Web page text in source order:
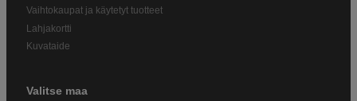
Vaihtokaupat ja käytetyt tuotteet
Lahjakortti
Kuvataide
Valitse maa